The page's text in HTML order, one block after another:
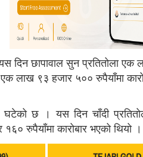
दिन छापावाल सुन प्रतितोला एक
एक लाख ९३ हजार ५०० रुपैयाँमा
छ । यस दिन चाँदी
रुपैयाँमा कारोबार भएको थियो ।